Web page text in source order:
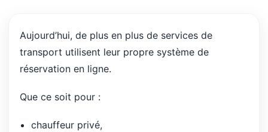
Aujourd’hui, de plus en plus de services de
transport utilisent leur propre système de
réservation en ligne.
Que ce soit pour :
chauffeur privé,